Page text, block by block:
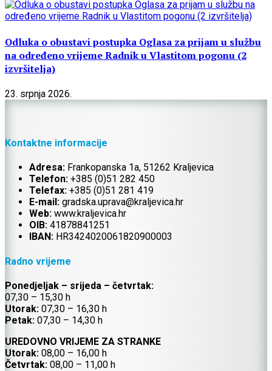
Odluka o obustavi postupka Oglasa za prijam u službu
na određeno vrijeme Radnik u Vlastitom pogonu (2
izvršitelja)
23. srpnja 2026.
Kontaktne informacije
Adresa: Frankopanska 1a, 51262 Kraljevica
Telefon: +385 (0)51 282 450
Telefax: +385 (0)51 281 419
E-mail: gradska.uprava@kraljevica.hr
Web: www.kraljevica.hr
OIB: 41878841251
IBAN: HR3424020061820900003
Radno vrijeme
Ponedjeljak – srijeda – četvrtak:
07,30 – 15,30 h
Utorak: 07,30 – 16,30 h
Petak: 07,30 – 14,30 h
UREDOVNO VRIJEME ZA STRANKE
Utorak: 08,00 – 16,00 h
Četvrtak: 08,00 – 11,00 h